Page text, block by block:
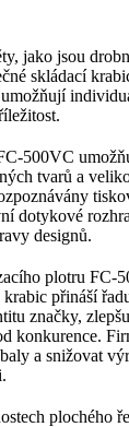
jako jsou
skládací
500VC
tvarů a
dotykové
designů.
plotru FC-
přináší
značky,
konkurence.
a snižovat
plochého